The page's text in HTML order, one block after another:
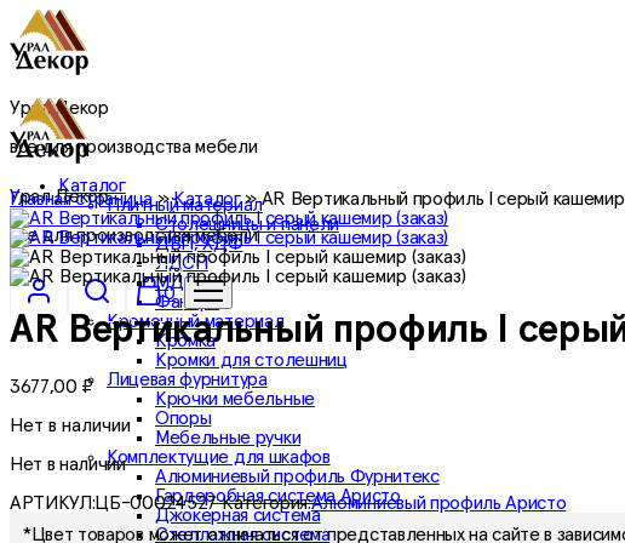
Урал Декор
все для производства мебели
Каталог
Плитный материал
Столешницы и панели
ДВП, ХДФ
ЛДСП
МДФ
Фанера
Кромочный материал
Кромка
Кромки для столешниц
Лицевая фурнитура
Крючки мебельные
Опоры
Мебельные ручки
Комплектущие для шкафов
Алюминиевый профиль Фурнитекс
Гардеробная система Аристо
Джокерная система
Стеллажная система
Урал Декор
все для производства мебели
0
Главная страница»Каталог»AR Вертикальный профиль I серый кашемир
AR Вертикальный профиль I
3677,00 ₽
Нет в наличии
Нет в наличии
АРТИКУЛ:ЦБ-00024527 Категория:Алюминиевый профиль Аристо
*Цвет товаров может отличаться от представленных на сайте в